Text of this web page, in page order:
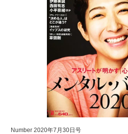
Number 2020年7月30日号